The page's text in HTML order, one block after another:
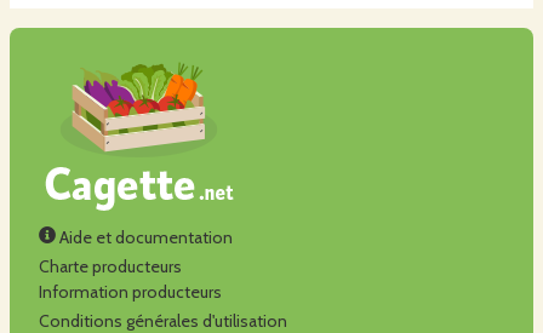
Aide et documentation
Charte producteurs
Information producteurs
Conditions générales d'utilisation